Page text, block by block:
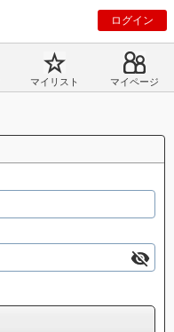
ログイン
マイリスト マイページ